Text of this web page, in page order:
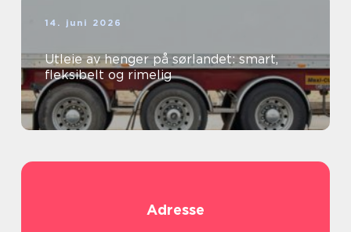
14. juni 2026
Utleie av henger på sørlandet: smart,
fleksibelt og rimelig
Adresse